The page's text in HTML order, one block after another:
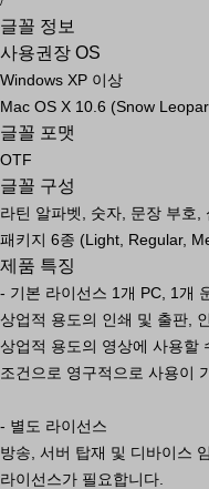
글꼴 정보
사용권장 OS
Windows XP 이상
Mac OS X 10.6 (Snow
글꼴 포맷
OTF
글꼴 구성
라틴 알파벳, 숫자, 문장 부호,
패키지 6종 (Light, Regular,
제품 특징
- 기본 라이선스 1개 PC, 1개
상업적 용도의 인쇄 및 출판,
상업적 용도의 영상에 사용할
조건으로 영구적으로 사용이
- 별도 라이선스
방송, 서버 탑재 및 디바이스
라이선스가 필요합니다.